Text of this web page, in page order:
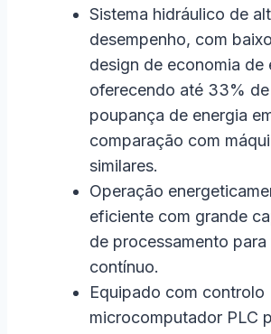
Sistema hidráulico de
desempenho, com
design de economia de
oferecendo até 33% de
poupança de energia
comparação com
similares.
Operação
eficiente com grande
de processamento para
contínuo.
Equipado com controlo
microcomputador PLC